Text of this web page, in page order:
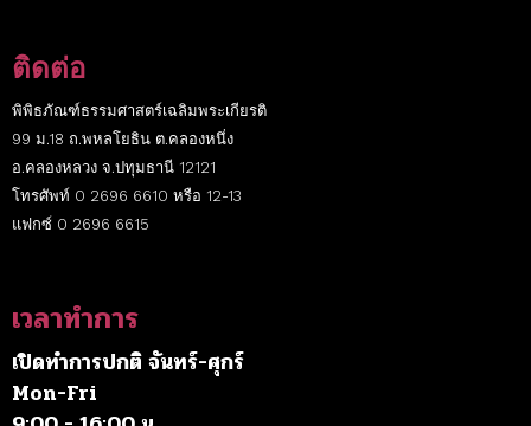
ติดต่อ
พิพิธภัณฑ์ธรรมศาสตร์เฉลิมพระเกียรติ
99 ม.18 ถ.พหลโยธิน ต.คลองหนึ่ง
อ.คลองหลวง จ.ปทุมธานี 12121
โทรศัพท์ 0 2696 6610 หรือ 12-13
แฟกซ์ 0 2696 6615
เวลาทำการ
เปิดทำการปกติ จันทร์-ศุกร์
Mon-Fri